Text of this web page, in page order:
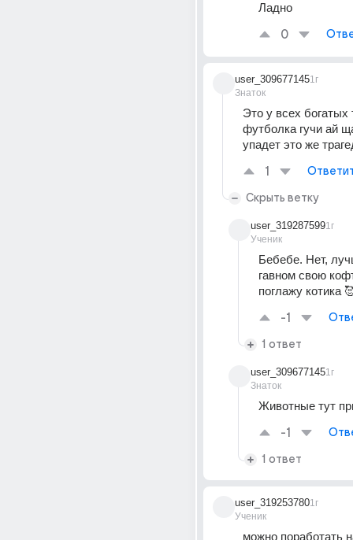
Ладно
0
user_309677145
Знаток
1г
Это у всех богатых
футболка гучи ай
упадет это же
1
Скрыть ветку
user_319287599
Ученик
1г
Бебебе. Нет,
гавном свою
поглажу котика
-1
1 ответ
user_309677145
Знаток
1г
Животные тут
-1
1 ответ
user_319253780
Ученик
1г
можно поработать